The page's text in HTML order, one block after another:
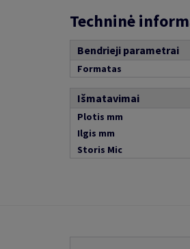
Techninė
Bendrieji parametrai
Formatas
Išmatavimai
Plotis mm
Ilgis mm
Storis Mic